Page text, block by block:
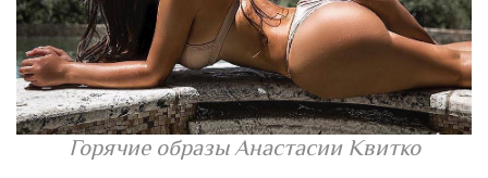
Горячие образы Анастасии Квитко